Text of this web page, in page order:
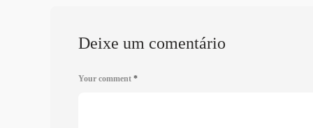
Deixe um comentário
Your comment *